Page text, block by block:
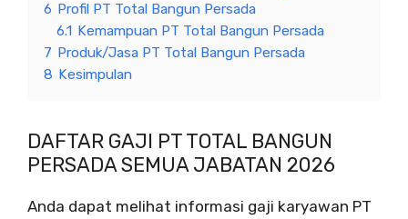
6 Profil PT Total Bangun Persada
6.1 Kemampuan PT Total Bangun Persada
7 Produk/Jasa PT Total Bangun Persada
8 Kesimpulan
DAFTAR GAJI PT TOTAL BANGUN
PERSADA SEMUA JABATAN 2026
Anda dapat melihat informasi gaji karyawan PT